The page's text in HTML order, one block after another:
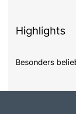
Highlights
Besonders